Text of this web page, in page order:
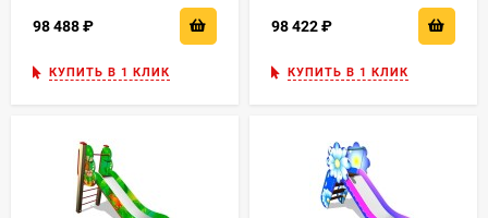
98 488
КУПИТЬ В 1 КЛИК
98 422
КУПИТЬ В 1 КЛИК